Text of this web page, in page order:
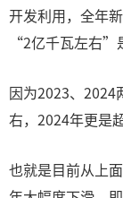
开发利用，全年
“2亿千瓦左右”
因为2023、2024
右，2024年更是
也就是目前从上